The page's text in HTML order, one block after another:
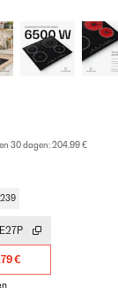
30 dagen:204,99 €
€